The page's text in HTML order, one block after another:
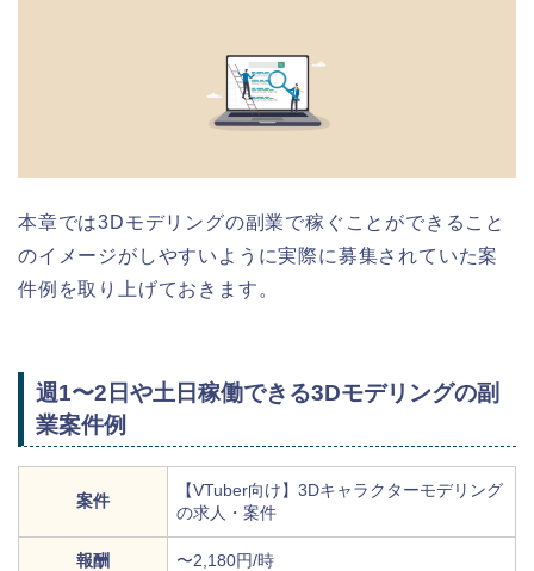
本章では3Dモデリングの副業で稼ぐことができること
のイメージがしやすいように実際に募集されていた案
件例を取り上げておきます。
週1〜2日や土日稼働できる3Dモデリングの副
業案件例
案件
【VTuber向け】3Dキャラクターモデリング
の求人・案件
報酬 〜2,180円/時